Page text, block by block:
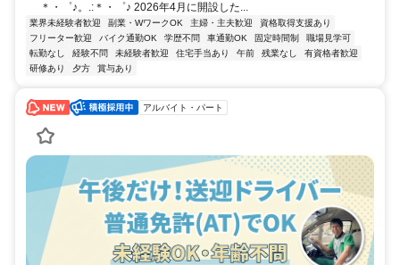
＊・゜♪。.:＊・゜♪ 2026年4月に開設した...
業界未経験者歓迎 副業・WワークOK 主婦・主夫歓迎
資格取得支援あり
フリーター歓迎
バイク通勤OK 学歴不問 車通勤OK 固定時間制
職場見学可
転勤なし
経験不問 未経験者歓迎 住宅手当あり 午前 残業なし
有資格者歓迎
研修あり
夕方 賞与あり
アルバイト・パート